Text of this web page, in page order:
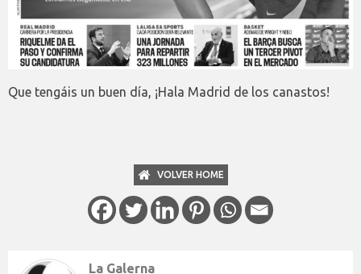
Que tengáis un buen día, ¡Hala Madrid de los canastos!
VOLVER HOME
La Galerna